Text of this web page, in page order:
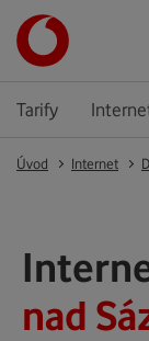
Tarify
Úvod Internet
nad